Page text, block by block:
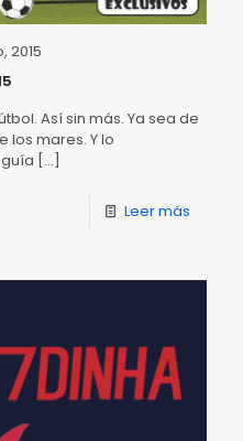
2015
Así sin más. Ya sea de
los mares. Y lo
[…]
Leer más